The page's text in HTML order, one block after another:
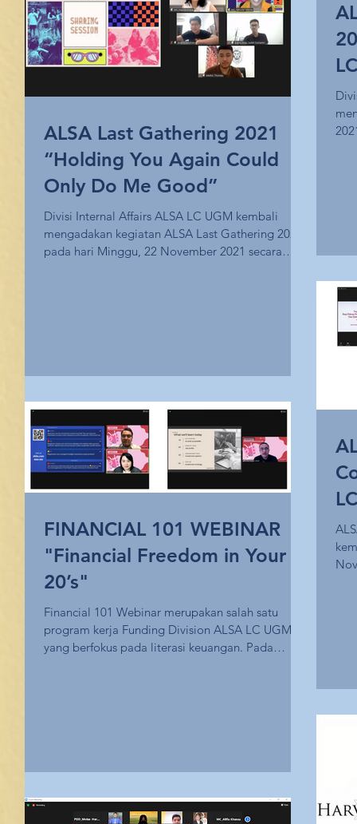
ALSA Last Gathering 2021
“Holding You Again Could
Only Do Me Good”
Divisi Internal Affairs ALSA LC UGM kembali
mengadakan kegiatan ALSA Last Gathering 2021
pada hari Minggu, 22 November 2021 secara
FINANCIAL 101 WEBINAR
"Financial Freedom in Your
20’s"
Financial 101 Webinar merupakan salah satu
program kerja Funding Division ALSA LC UGM
yang berfokus pada literasi keuangan. Pada